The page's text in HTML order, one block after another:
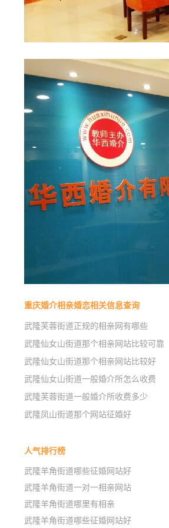
重庆婚介相亲婚恋相关信息查询
武隆芙蓉街道正规的相亲网有哪些
武隆仙女山街道那个相亲网站比较可靠
武隆仙女山街道那个相亲网站比较好
武隆仙女山街道一般婚介所怎么收费
武隆芙蓉街道一般婚介所收费多少
武隆凤山街道那个网站征婚好
人气排行榜
武隆羊角街道哪些征婚网站好
武隆羊角街道一对一相亲网站
武隆羊角街道哪里有相亲
武隆羊角街道哪些征婚网站好